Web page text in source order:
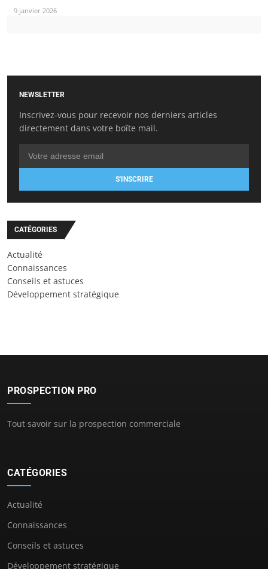
9 janvier 2026
NEWSLETTER
Inscrivez-vous pour recevoir nos derniers articles
directement dans votre boîte mail.
S'INSCRIRE
CATÉGORIES
Actualité
Connaissances
Conseils et astuces
Développement stratégique
PROSPECTION PRO
Tout savoir sur la prospection commerciale
CATÉGORIES
Actualité
Connaissances
Conseils et astuces
Développement stratégique